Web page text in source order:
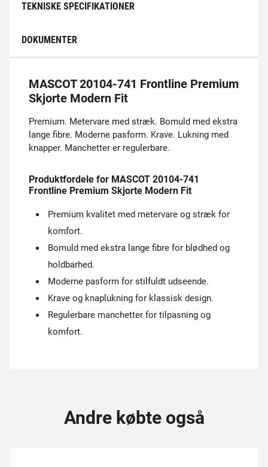
TEKNISKE SPECIFIKATIONER
DOKUMENTER
MASCOT 20104-741 Frontline Premium
Skjorte Modern Fit
Premium. Metervare med stræk. Bomuld med ekstra
lange fibre. Moderne pasform. Krave. Lukning med
knapper. Manchetter er regulerbare.
Produktfordele for MASCOT 20104-741
Frontline Premium Skjorte Modern Fit
Premium kvalitet med metervare og stræk for
komfort.
Bomuld med ekstra lange fibre for blødhed og
holdbarhed.
Moderne pasform for stilfuldt udseende.
Krave og knaplukning for klassisk design.
Regulerbare manchetter for tilpasning og
komfort.
Andre købte også